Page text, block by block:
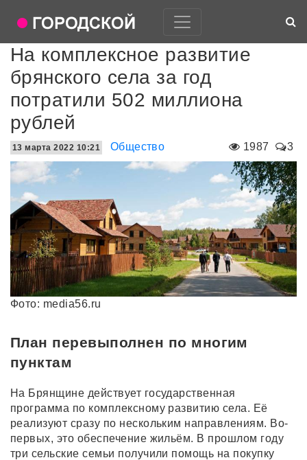
На комплексное развитие
брянского села за год
потратили 502 миллиона
рублей
1987 3
13 марта 2022 10:21 Общество
Фото: media56.ru
План перевыполнен по многим
пунктам
На Брянщине действует государственная
программа по комплексному развитию села. Её
реализуют сразу по нескольким направлениям. Во-
первых, это обеспечение жильём. В прошлом году
три сельские семьи получили помощь на покупку